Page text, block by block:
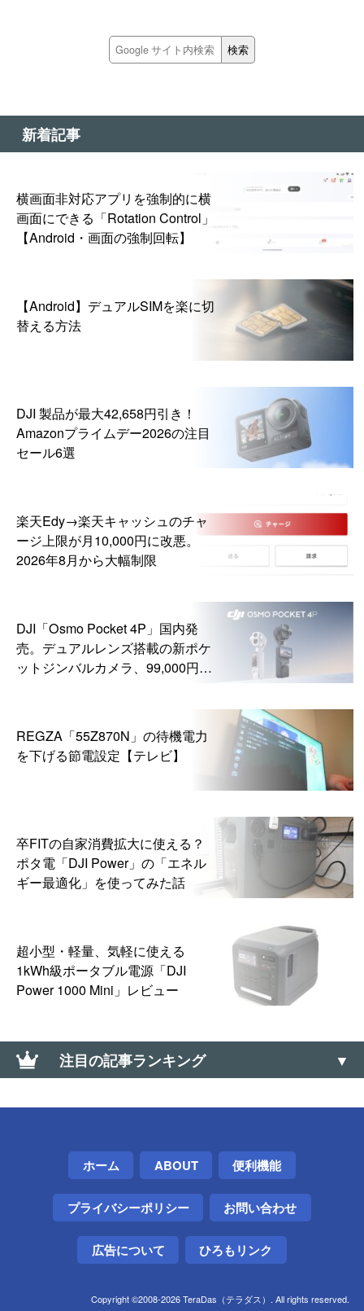
新着記事
横画面非対応アプリを強制的に横
画面にできる「Rotation Control」
【Android・画面の強制回転】
【Android】デュアルSIMを楽に切
替える方法
DJI 製品が最大42,658円引き！
Amazonプライムデー2026の注目
セール6選
楽天Edy→楽天キャッシュのチャ
ージ上限が月10,000円に改悪。
2026年8月から大幅制限
DJI「Osmo Pocket 4P」国内発
売。デュアルレンズ搭載の新ポケ
ットジンバルカメラ、99,000円か
REGZA「55Z870N」の待機電力
を下げる節電設定【テレビ】
卒FITの自家消費拡大に使える？
ポタ電「DJI Power」の「エネル
ギー最適化」を使ってみた話
超小型・軽量、気軽に使える
1kWh級ポータブル電源「DJI
Power 1000 Mini」レビュー
注目の記事ランキング
大なり小なり（＜、＞）の上向き・下向きの記号の
出し方（∧、∨）
ワンタイムパスワードカードが電池切れ→電池を外
【0570】高額な「ナビダイヤル」に安く電話を掛け
ホーム ABOUT 便利機能
プライバシーポリシー お問い合わせ
広告について ひろもリンク
Copyright ©2008-2026 TeraDas（テラダス）. All rights reserved.